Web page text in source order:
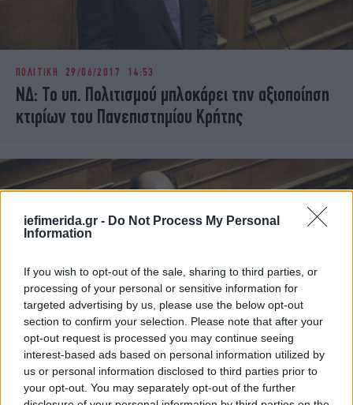
iefimerida.gr - Do Not Process My Personal
Information
If you wish to opt-out of the sale, sharing to third parties, or
processing of your personal or sensitive information for
targeted advertising by us, please use the below opt-out
section to confirm your selection. Please note that after your
opt-out request is processed you may continue seeing
interest-based ads based on personal information utilized by
us or personal information disclosed to third parties prior to
your opt-out. You may separately opt-out of the further
ΠΟΛΙΤΙΚΗ 29/06/2017 14:53
ΝΔ: Το υπ. Πολιτισμού μπλοκάρει την αξιοποίηση
κτιρίων του Πανεπιστημίου Κρήτης
ΠΟΛΙΤΙΚΗ 13/06/2017 16:47
Φορτσάκης: Επιτρέπεται να βλέπουμε